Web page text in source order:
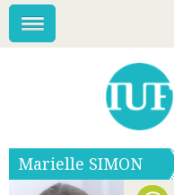
Menu
Marielle SIMON